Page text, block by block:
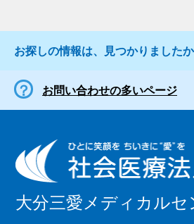
お探しの情報は、見つかりました
お問い合わせの多いページ
大分三愛メディカルセ